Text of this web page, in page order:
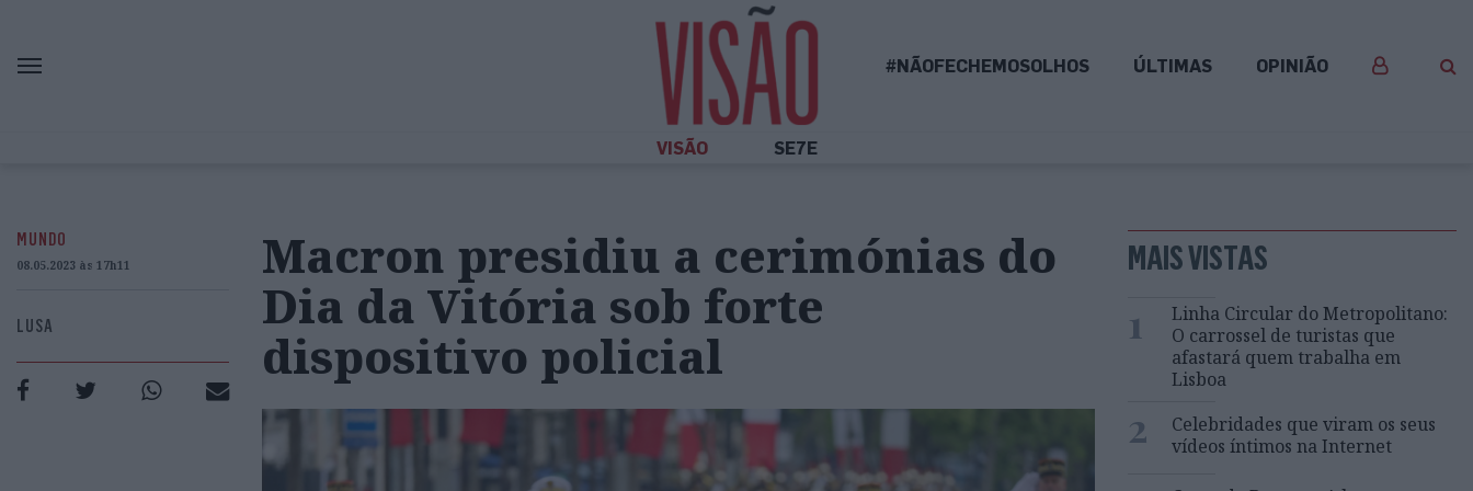
#NÃOFECHEMOSOLHOS ÚLTIMAS OPINIÃO
VISÃO SE7E
MUNDO
08.05.2023 às 17h11
LUSA
Macron presidiu a cerimónias do
Dia da Vitória sob forte
dispositivo policial
MAIS VISTAS
1
Linha Circular do Metropolitano:
O carrossel de turistas que
afastará quem trabalha em
Lisboa
2
Celebridades que viram os seus
vídeos íntimos na Internet